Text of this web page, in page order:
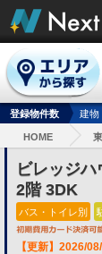
登録物件数 建物
HOME
ビレッジ
2階 3DK
バス・トイレ別
【更新】2026/